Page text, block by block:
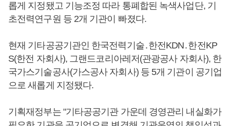
롭게 지정됐고 기능조정 따라 통폐합된 녹색사업단, 기
초전력연구원 등 2개 기관이 빠졌다.
현재 기타공공기관인 한국전력기술․한전KDN․한전KP
S(한전 자회사), 그랜드코리아레저(관광공사 자회사), 한
국가스기술공사(가스공사 자회사) 등 5개 기관이 공기업
으로 새롭게 지정됐다.
기획재정부는 "기타공공기관 가운데 경영관리 내실화가